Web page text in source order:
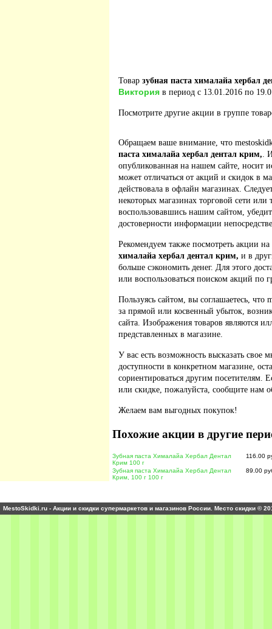
Товар зубная паста хималайа хербал
Виктория в период с 13.01.2016 по
Посмотрите другие акции в группе
Обращаем ваше внимание, что
паста хималайа хербал дентал крим,.
опубликованная на нашем сайте, носит
может отличаться от акций и скидок в
действовала в офлайн магазинах.
некоторых магазинах торговой сети
воспользовавшись нашим сайтом,
достоверности информации
Рекомендуем также посмотреть акции
хималайа хербал дентал крим, и в
больше сэкономить денег. Для этого
или воспользоваться поиском акций по
Пользуясь сайтом, вы соглашаетесь, что
за прямой или косвенный убыток,
сайта. Изображения товаров являются
представленных в магазине.
У вас есть возможность высказать свое
доступности в конкретном магазине,
сориентироваться другим
или скидке, пожалуйста, сообщите нам
Желаем вам выгодных покупок!
Похожие акции в другие
Зубная паста Хималайа Хербал Дентал
Крим 100 г
116.00
Зубная паста Хималайа Хербал Дентал
Крим, 100 г 100 г
89.00
MestoSkidki.ru - Акции и скидки супермаркетов и магазинов России. Место скидки ©